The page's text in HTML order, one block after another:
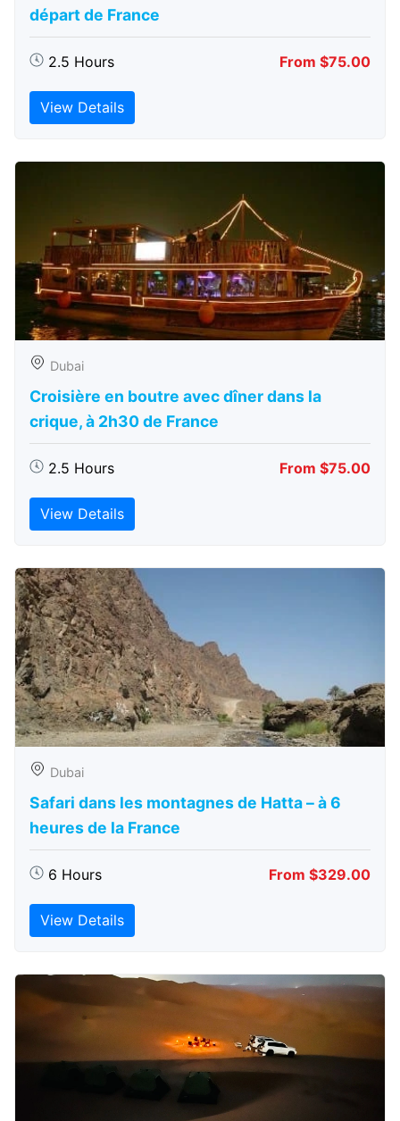
départ de France
2.5 Hours From $75.00
View Details
Dubai
Croisière en boutre avec dîner dans la
crique, à 2h30 de France
2.5 Hours From $75.00
View Details
Dubai
Safari dans les montagnes de Hatta – à 6
heures de la France
6 Hours From $329.00
View Details